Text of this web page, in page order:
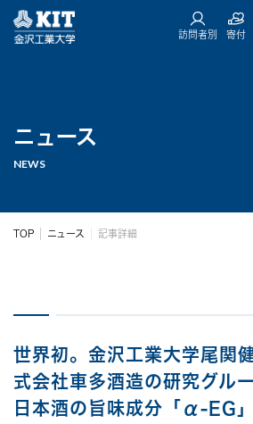
訪問者別 寄付
ニュース
NEWS
TOP ニュース 記事詳細
世界初。金沢工業大学尾関
式会社車多酒造の研究グルー
日本酒の旨味成分「α-EG